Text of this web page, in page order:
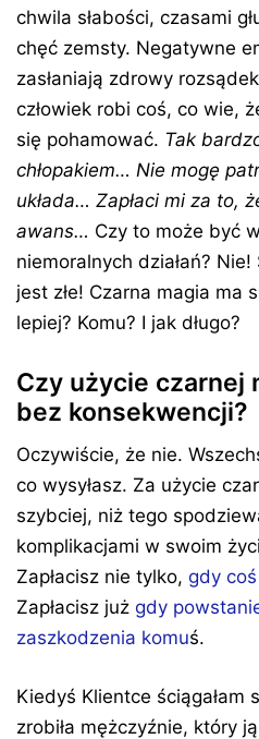
chwila słabości, czasami
chęć zemsty. Negatywne
zasłaniają zdrowy
człowiek robi coś, co wie,
się pohamować. Tak
chłopakiem… Nie mogę
układa… Zapłaci mi za to,
awans… Czy to może być
niemoralnych działań?
jest złe! Czarna magia ma
lepiej? Komu? I jak długo?
Czy użycie czarnej
bez konsekwencji?
Oczywiście, że nie.
co wysyłasz. Za użycie
szybciej, niż tego
komplikacjami w swoim
Zapłacisz nie tylko, gdy
Zapłacisz już gdy
zaszkodzenia komuś.
Kiedyś Klientce ściągałam
zrobiła mężczyźnie, który